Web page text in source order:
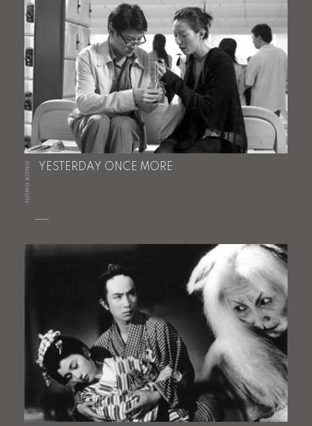
HONG KONG YESTERDAY ONCE MORE